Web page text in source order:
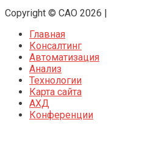
Copyright © CAO 2026
Главная
Консалтинг
Автоматизация
Анализ
Технологии
Карта сайта
АХД
Конференции